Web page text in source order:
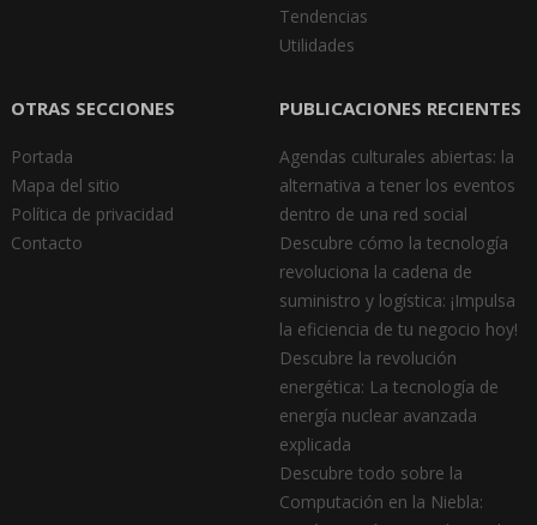
Tendencias
Utilidades
OTRAS SECCIONES
Portada
Mapa del sitio
Política de privacidad
Contacto
PUBLICACIONES RECIENTES
Agendas culturales abiertas: la
alternativa a tener los eventos
dentro de una red social
Descubre cómo la tecnología
revoluciona la cadena de
suministro y logística: ¡Impulsa
la eficiencia de tu negocio hoy!
Descubre la revolución
energética: La tecnología de
energía nuclear avanzada
explicada
Descubre todo sobre la
Computación en la Niebla: